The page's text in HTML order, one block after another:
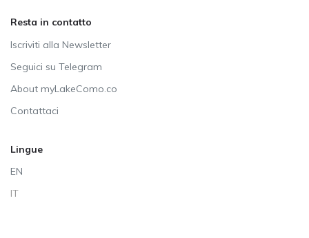
Resta in contatto
Iscriviti alla Newsletter
Seguici su Telegram
About myLakeComo.co
Contattaci
Lingue
EN
IT